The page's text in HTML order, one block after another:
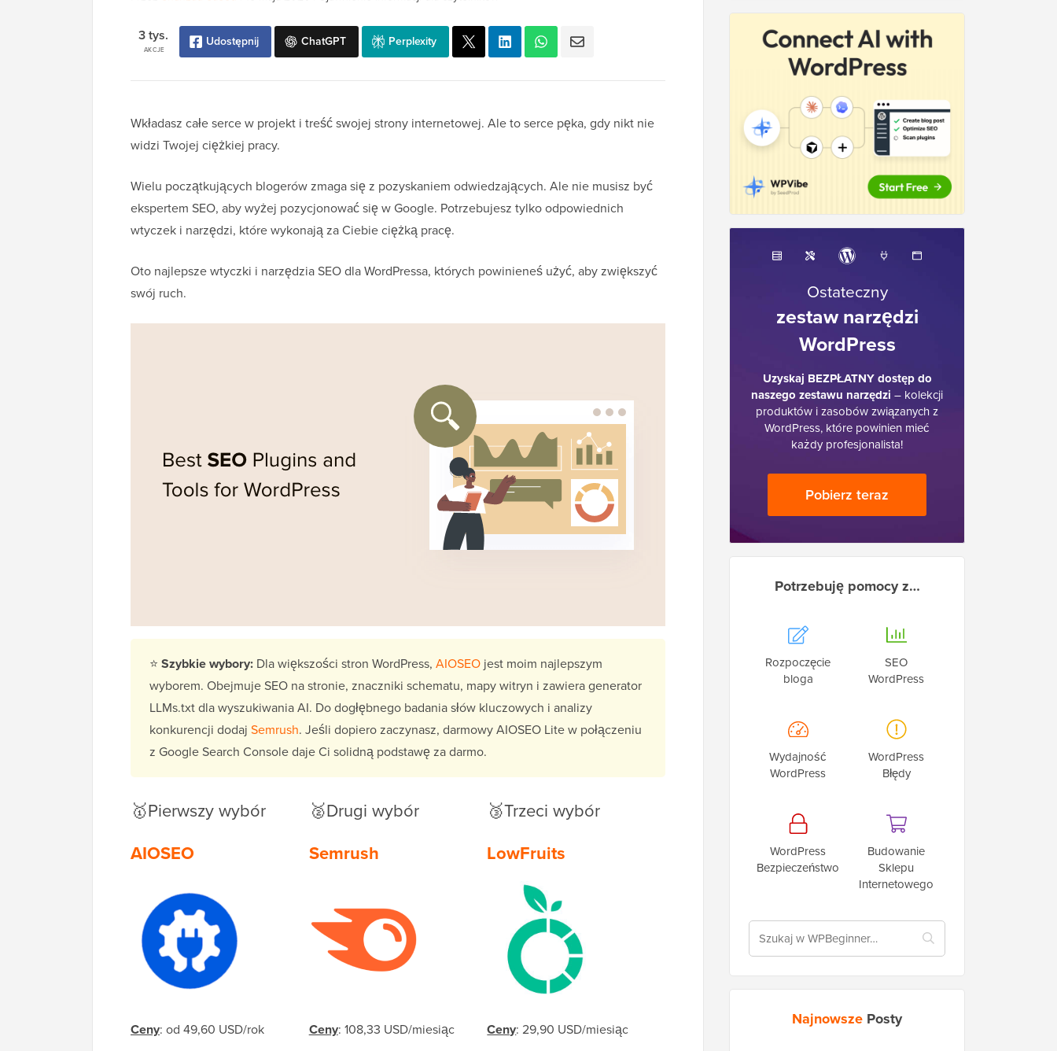
AKCJE
3 tys. Udostępnij ChatGPT Perplexity
Wkładasz całe serce w projekt i treść swojej strony internetowej. Ale to serce pęka, gdy nikt nie
widzi Twojej ciężkiej pracy.
Wielu początkujących blogerów zmaga się z pozyskaniem odwiedzających. Ale nie musisz być
ekspertem SEO, aby wyżej pozycjonować się w Google. Potrzebujesz tylko odpowiednich
wtyczek i narzędzi, które wykonają za Ciebie ciężką pracę.
Oto najlepsze wtyczki i narzędzia SEO dla WordPressa, których powinieneś użyć, aby zwiększyć
swój ruch.
⭐ Szybkie wybory: Dla większości stron WordPress, AIOSEO jest moim najlepszym
wyborem. Obejmuje SEO na stronie, znaczniki schematu, mapy witryn i zawiera generator
LLMs.txt dla wyszukiwania AI. Do dogłębnego badania słów kluczowych i analizy
konkurencji dodaj Semrush. Jeśli dopiero zaczynasz, darmowy AIOSEO Lite w połączeniu
z Google Search Console daje Ci solidną podstawę za darmo.
🥇Pierwszy wybór
AIOSEO
Ceny: od 49,60 USD/rok
🥈Drugi wybór
Semrush
Ceny: 108,33 USD/miesiąc
🥉Trzeci wybór
LowFruits
Ceny: 29,90 USD/miesiąc
Ostateczny
zestaw narzędzi
WordPress
Uzyskaj BEZPŁATNY dostęp do
naszego zestawu narzędzi – kolekcji
produktów i zasobów związanych z
WordPress, które powinien mieć
każdy profesjonalista!
Pobierz teraz
Potrzebuję pomocy z…
Rozpoczęcie
bloga
SEO
WordPress
Wydajność
WordPress
WordPress
Błędy
WordPress
Bezpieczeństwo
Budowanie
Sklepu
Internetowego
Najnowsze Posty